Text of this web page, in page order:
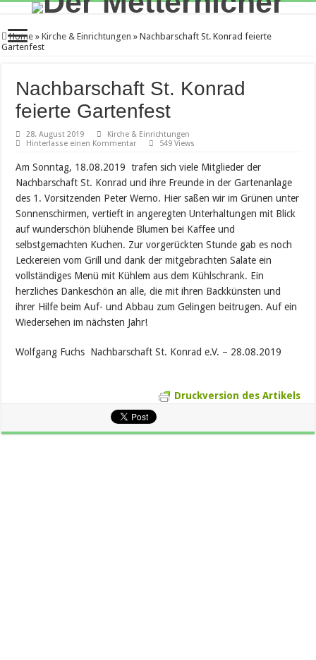
Home » Kirche & Einrichtungen » Nachbarschaft St. Konrad feierte
Gartenfest
Nachbarschaft St. Konrad
feierte Gartenfest
28. August 2019
Kirche & Einrichtungen
Hinterlasse einen Kommentar
549 Views
Am Sonntag, 18.08.2019 trafen sich viele Mitglieder der
Nachbarschaft St. Konrad und ihre Freunde in der Gartenanlage
des 1. Vorsitzenden Peter Werno. Hier saßen wir im Grünen unter
Sonnenschirmen, vertieft in angeregten Unterhaltungen mit Blick
auf wunderschön blühende Blumen bei Kaffee und
selbstgemachten Kuchen. Zur vorgerückten Stunde gab es noch
Leckereien vom Grill und dank der mitgebrachten Salate ein
vollständiges Menü mit Kühlem aus dem Kühlschrank. Ein
herzliches Dankeschön an alle, die mit ihren Backkünsten und
ihrer Hilfe beim Auf- und Abbau zum Gelingen beitrugen. Auf ein
Wiedersehen im nächsten Jahr!
Wolfgang Fuchs Nachbarschaft St. Konrad e.V. – 28.08.2019
Druckversion des Artikels